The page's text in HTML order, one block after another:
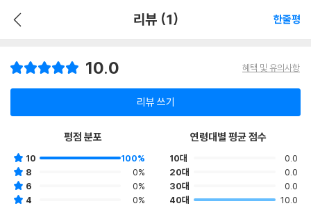
리뷰 (1) 한줄평
10.0 혜택 및 유의사항
리뷰 쓰기
평점 분포
10
100%
8
0%
6
0%
4
0%
연령대별 평균 점수
10대
0.0
20대
0.0
30대
0.0
40대
10.0